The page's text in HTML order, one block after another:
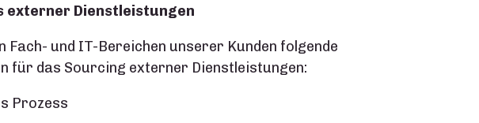
Dienstleistungen
Fach- und IT-Bereichen unserer Kunden folgende
für das Sourcing externer Dienstleistungen:
Prozess